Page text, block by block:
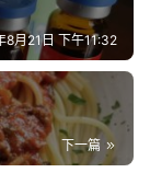
8月21日 下午11:32
下一篇